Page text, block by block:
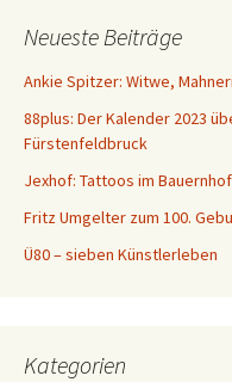
n
h
:
Neueste Beiträge
Ankie Spitzer: Witwe,
88plus: Der Kalender 2023
Fürstenfeldbruck
Jexhof: Tattoos im
Fritz Umgelter zum 100.
Ü80 – sieben Künstlerleben
Kategorien